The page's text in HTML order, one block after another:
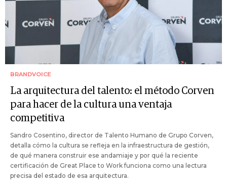
BRANDVOICE
La arquitectura del talento: el método Corven
para hacer de la cultura una ventaja
competitiva
Sandro Cosentino, director de Talento Humano de Grupo Corven,
detalla cómo la cultura se refleja en la infraestructura de gestión,
de qué manera construir ese andamiaje y por qué la reciente
certificación de Great Place to Work funciona como una lectura
precisa del estado de esa arquitectura.